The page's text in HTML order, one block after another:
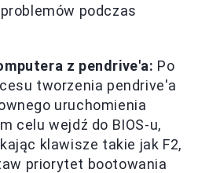
podczas
z pendrive'a: Po
tworzenia pendrive'a
uruchomienia
celu wejdź do BIOS-u,
klawisze takie jak F2,
priorytet bootowania